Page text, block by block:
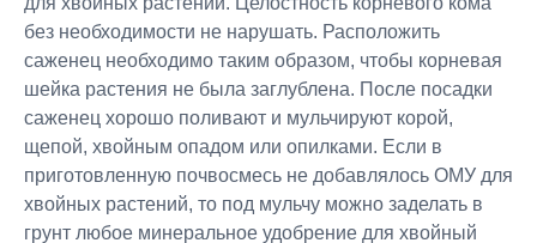
без необходимости не нарушать. Расположить
саженец необходимо таким образом, чтобы корневая
шейка растения не была заглублена. После посадки
саженец хорошо поливают и мульчируют корой,
щепой, хвойным опадом или опилками. Если в
приготовленную почвосмесь не добавлялось ОМУ для
хвойных растений, то под мульчу можно заделать в
грунт любое минеральное удобрение для хвойный